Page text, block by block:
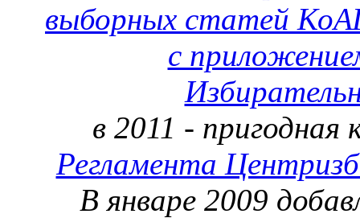
выборных статей
с
в 2011 - пригодная
Регламента
В январе 2009